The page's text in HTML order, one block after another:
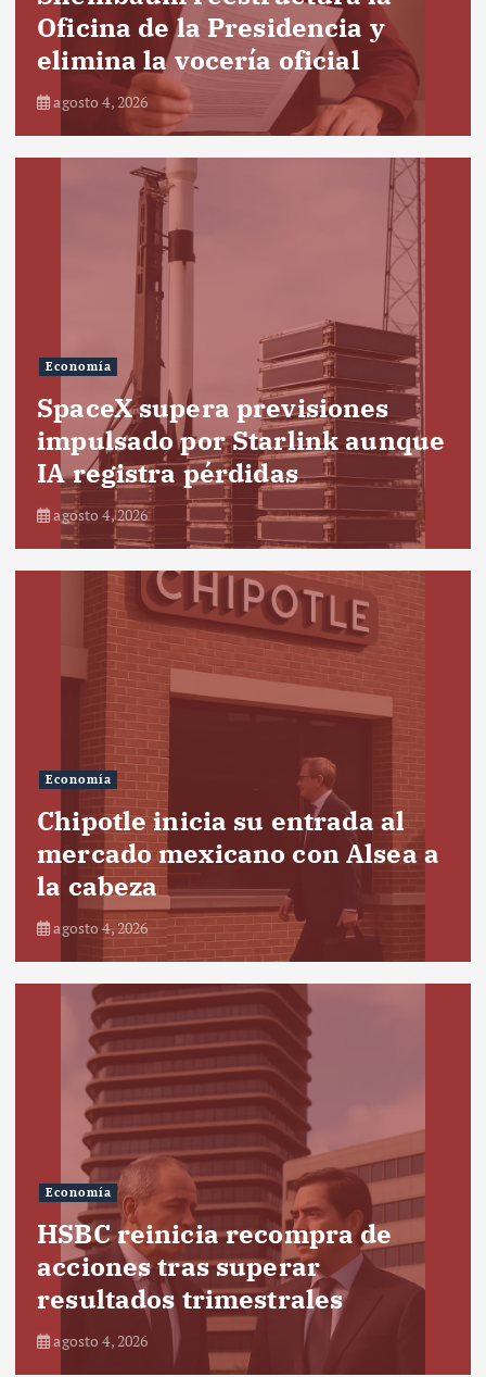
Oficina de la Presidencia y
elimina la vocería oficial
agosto 4, 2026
Economía
SpaceX supera previsiones
impulsado por Starlink aunque
IA registra pérdidas
agosto 4, 2026
Economía
Chipotle inicia su entrada al
mercado mexicano con Alsea a
la cabeza
agosto 4, 2026
Economía
HSBC reinicia recompra de
acciones tras superar
resultados trimestrales
agosto 4, 2026